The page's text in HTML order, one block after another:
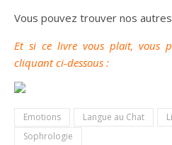
Vous pouvez trouver nos
Et si ce livre vous plait, vous
cliquant ci-dessous :
Emotions Langue au Chat
Sophrologie